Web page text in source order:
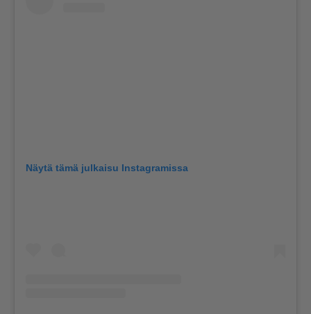
Näytä tämä julkaisu Instagramissa